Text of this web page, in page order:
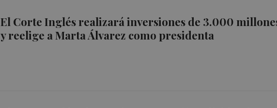
El Corte Inglés realizará inversiones de 3.000
y reelige a Marta Álvarez como presidenta